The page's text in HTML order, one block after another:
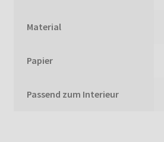
Material
Papier
Passend zum Interieur